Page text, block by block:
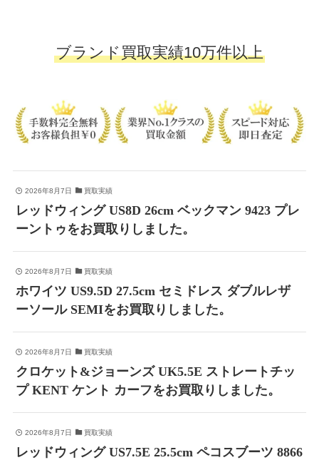
ブランド買取実績10万件以上
2026年8月7日 買取実績
レッドウィング US8D 26cm ベックマン 9423 プレ
ーントゥをお買取りしました。
2026年8月7日 買取実績
ホワイツ US9.5D 27.5cm セミドレス ダブルレザ
ーソール SEMIをお買取りしました。
2026年8月7日 買取実績
クロケット&ジョーンズ UK5.5E ストレートチッ
プ KENT ケント カーフをお買取りしました。
2026年8月7日 買取実績
レッドウィング US7.5E 25.5cm ペコスブーツ 8866